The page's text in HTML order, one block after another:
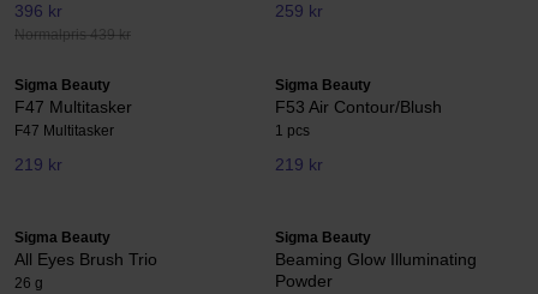
396 kr
Normalpris 439 kr
259 kr
Sigma Beauty
F47 Multitasker
F47 Multitasker
219 kr
Sigma Beauty
F53 Air Contour/Blush
1 pcs
219 kr
Sigma Beauty
All Eyes Brush Trio
26 g
Sigma Beauty
Beaming Glow Illuminating
Powder